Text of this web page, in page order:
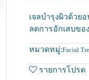
เจลบำรุงผิวด้ว
ลดการอักเสบขอ
หมวดหมู่:Facial
รายการโปรด